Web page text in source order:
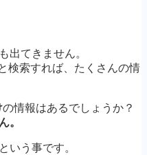
出てきません。
検索すれば、たくさんの情
の情報はあるでしょうか？
。
いう事です。